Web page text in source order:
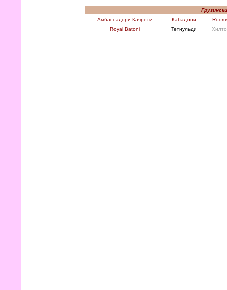
Амбассадори-Качрети
Кабадони
Royal Batoni
Тетнульди